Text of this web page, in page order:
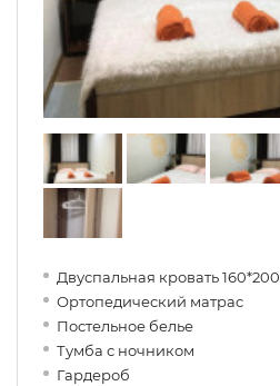
Двуспальная кровать 160*200
Ортопедический матрас
Постельное белье
Тумба с ночником
Гардероб